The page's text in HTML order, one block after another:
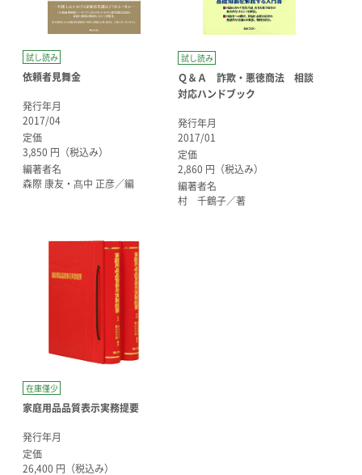
試し読み
依頼者見舞金
発行年月
2017/04
定価
3,850 円（税込み）
編著者名
森際 康友・髙中 正彦／編
試し読み
Ｑ＆Ａ 詐欺・悪徳商法 相談
対応ハンドブック
発行年月
2017/01
定価
2,860 円（税込み）
編著者名
村 千鶴子／著
在庫僅少
家庭用品品質表示実務提要
発行年月
定価
26,400 円（税込み）